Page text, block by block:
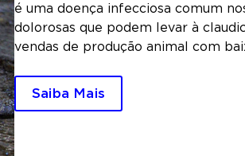
é uma doença infecciosa comum
dolorosas que podem levar à
vendas de produção animal com
Saiba Mais